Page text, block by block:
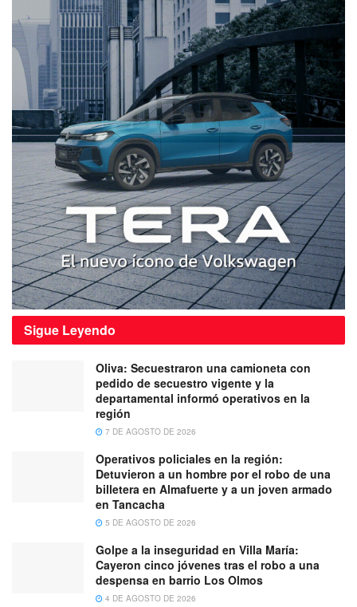
Sigue Leyendo
Oliva: Secuestraron una camioneta con
pedido de secuestro vigente y la
departamental informó operativos en la
región
7 DE AGOSTO DE 2026
Operativos policiales en la región:
Detuvieron a un hombre por el robo de una
billetera en Almafuerte y a un joven armado
en Tancacha
5 DE AGOSTO DE 2026
Golpe a la inseguridad en Villa María:
Cayeron cinco jóvenes tras el robo a una
despensa en barrio Los Olmos
4 DE AGOSTO DE 2026